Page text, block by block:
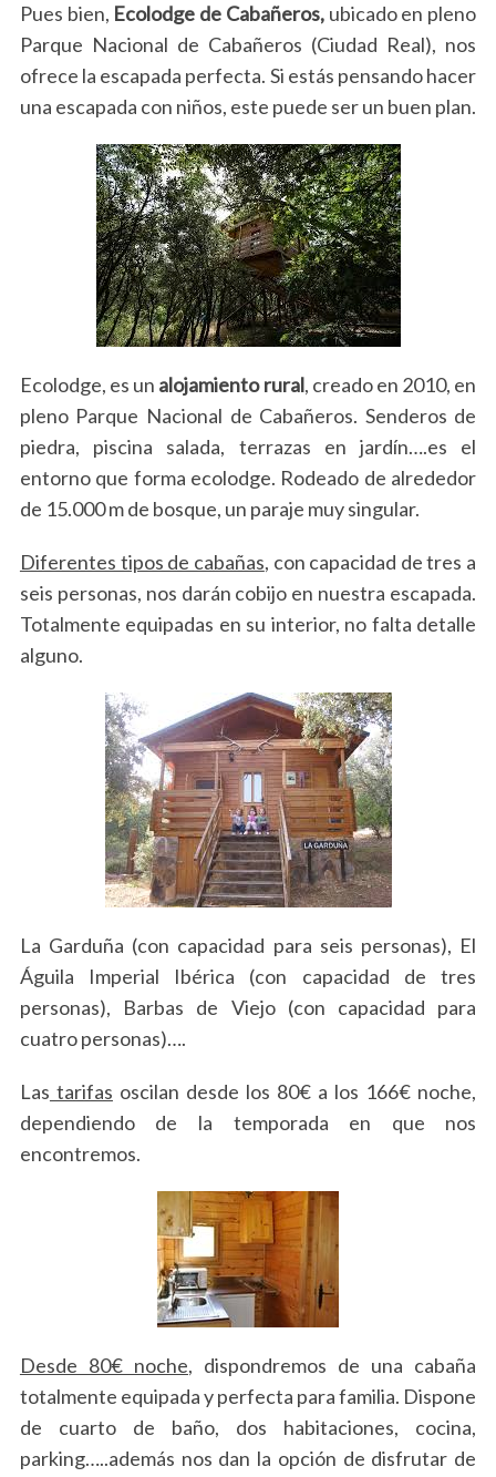
Pues bien, Ecolodge de Cabañeros,ubicado en pleno
Parque Nacional de Cabañeros (Ciudad Real), nos
ofrece la escapada perfecta. Si estás pensando hacer
una escapada con niños, este puede ser un buen plan.
Ecolodge, es un alojamiento rural, creado en 2010, en
pleno Parque Nacional de Cabañeros. Senderos de
piedra, piscina salada, terrazas en jardín….es el
entorno que forma ecolodge. Rodeado de alrededor
de 15.000 m de bosque, un paraje muy singular.
Diferentes tipos de cabañas, con capacidad de tres a
seis personas, nos darán cobijo en nuestra escapada.
Totalmente equipadas en su interior, no falta detalle
alguno.
La Garduña (con capacidad para seis personas), El
Águila Imperial Ibérica (con capacidad de tres
personas), Barbas de Viejo (con capacidad para
cuatro personas)….
Las tarifas oscilan desde los 80€ a los 166€ noche,
dependiendo de la temporada en que nos
encontremos.
Desde 80€ noche, dispondremos de una cabaña
totalmente equipada y perfecta para familia. Dispone
de cuarto de baño, dos habitaciones, cocina,
parking…..además nos dan la opción de disfrutar de
S
r
c